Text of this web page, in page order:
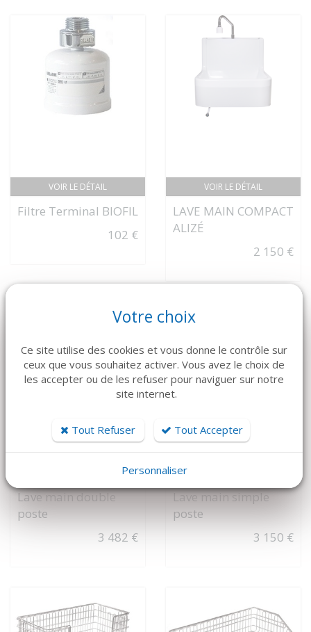
VOIR LE DÉTAIL
Filtre Terminal BIOFIL
102 €
VOIR LE DÉTAIL
LAVE MAIN COMPACT
ALIZÉ
2 150 €
Lave main double
poste
3 482 €
Lave main simple
poste
3 150 €
Votre choix
Ce site utilise des cookies et vous donne le contrôle sur
ceux que vous souhaitez activer. Vous avez le choix de
les accepter ou de les refuser pour naviguer sur notre
site internet.
Tout Refuser Tout Accepter
Personnaliser